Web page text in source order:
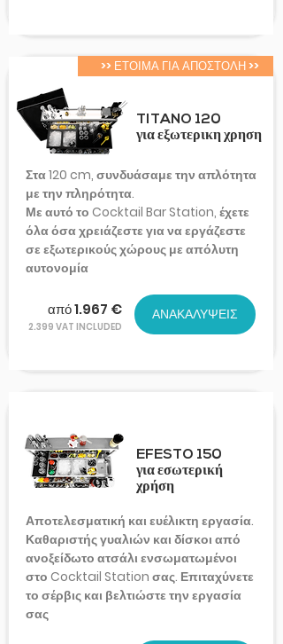
>> ΕΤΟΙΜΑ ΓΙΑ ΑΠΟΣΤΟΛΗ >>
TITANO 120
για εξωτερικη χρηση
Στα 120 cm, συνδυάσαμε την απλότητα
με την πληρότητα.
Με αυτό το Cocktail Bar Station, έχετε
όλα όσα χρειάζεστε για να εργάζεστε
σε εξωτερικούς χώρους με απόλυτη
αυτονομία
από 1.967 €
2.399 VAT INCLUDED
ΑΝΑΚΑΛΥΨΕΙΣ
EFESTO 150
για εσωτερική
χρήση
Αποτελεσματική και ευέλικτη εργασία.
Καθαριστής γυαλιών και δίσκοι από
ανοξείδωτο ατσάλι ενσωματωμένοι
στο Cocktail Station σας. Επιταχύνετε
το σέρβις και βελτιώστε την εργασία
σας